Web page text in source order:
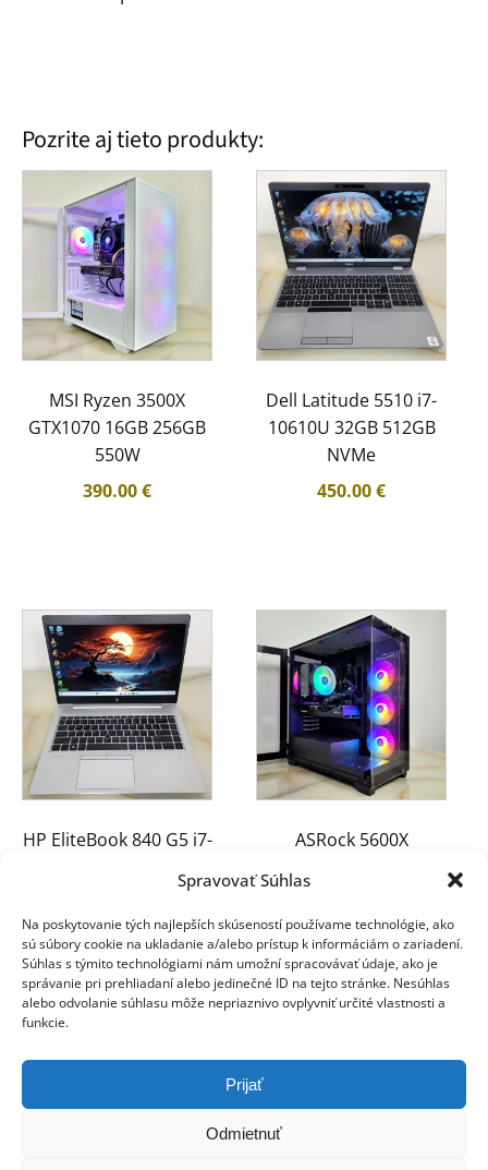
Spravovať Súhlas
Na poskytovanie tých najlepších skúseností používame technológie, ako
sú súbory cookie na ukladanie a/alebo prístup k informáciám o zariadení.
Súhlas s týmito technológiami nám umožní spracovávať údaje, ako je
správanie pri prehliadaní alebo jedinečné ID na tejto stránke. Nesúhlas
alebo odvolanie súhlasu môže nepriaznivo ovplyvniť určité vlastnosti a
funkcie.
Prijať
Odmietnuť
Pozrite aj tieto produkty:
MSI Ryzen 3500X
GTX1070 16GB 256GB
550W
390.00€
Dell Latitude 5510 i7-
10610U 32GB 512GB
NVMe
450.00€
HP EliteBook 840 G5 i7-
ASRock 5600X
680.00€